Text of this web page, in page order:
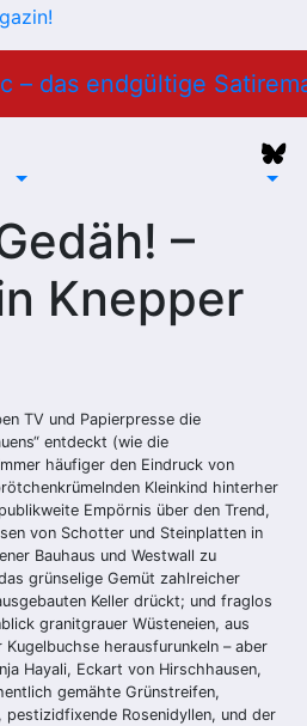
–
Knepper
TV und Papierpresse die
entdeckt (wie die
häufiger den Eindruck von
Kleinkind hinterher
Empörnis über den Trend,
von Schotter und Steinplatten in
Bauhaus und Westwall zu
grünselige Gemüt zahlreicher
Keller drückt; und fraglos
granitgrauer Wüsteneien, aus
herausfurunkeln – aber
Hayali, Eckart von Hirschhausen,
gemähte Grünstreifen,
pestizidfixende Rosenidyllen, und der